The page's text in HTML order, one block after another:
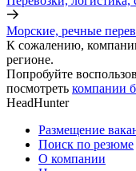
Морские, речные
К сожалению,
регионе.
Попробуйте
посмотреть компании
HeadHunter
Размещение
Поиск по резюме
О компании